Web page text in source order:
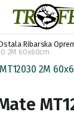
Ribarska
2M 60x60cm